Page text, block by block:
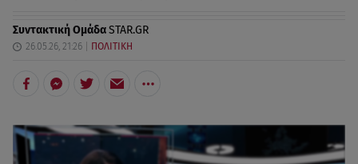
Συντακτική ΟμάδαSTAR.GR
26.05.26, 21:26 ΠΟΛΙΤΙΚΗ